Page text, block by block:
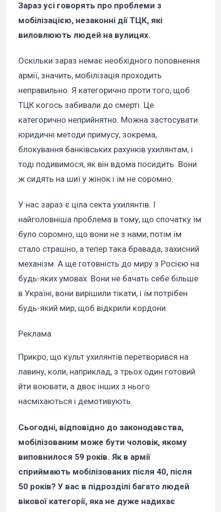
Зараз усі говорять про проблеми з
мобілізацією, незаконні дії ТЦК, які
виловлюють людей на вулицях.
Оскільки зараз немає необхідного поповнення
армії, значить, мобілізація проходить
неправильно. Я категорично проти того, щоб
ТЦК когось забивали до смерті. Це
категорично неприйнятно. Можна застосувати
юридичні методи примусу, зокрема,
блокування банківських рахунків ухилянтам, і
тоді подивимося, як він вдома посидить. Вони
ж сидять на шиї у жінок і їм не соромно.
У нас зараз є ціла секта ухилянтів. І
найголовніша проблема в тому, що спочатку їм
було соромно, що вони не з нами, потім їм
стало страшно, а тепер така бравада, захисний
механізм. А ще готовність до миру з Росією на
будь-яких умовах. Вони не бачать себе більше
в Україні, вони вирішили тікати, і їм потрібен
будь-який мир, щоб відкрили кордони.
Реклама
Прикро, що культ ухилянтів перетворився на
лавину, коли, наприклад, з трьох один готовий
йти воювати, а двоє інших з нього
насміхаються і демотивують.
Сьогодні, відповідно до законодавства,
мобілізованим може бути чоловік, якому
виповнилося 59 років. Як в армії
сприймають мобілізованих після 40, після
50 років? У вас в підрозділі багато людей
вікової категорії, яка не дуже надихає